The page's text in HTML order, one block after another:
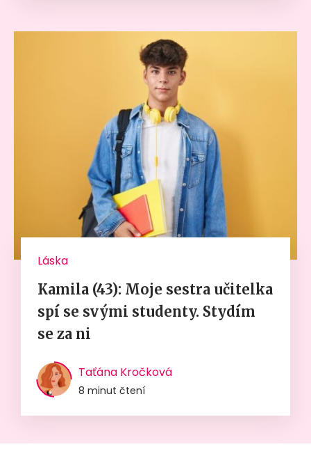
Láska
Kamila (43): Moje sestra učitelka
spí se svými studenty. Stydím
se za ni
Taťána Kročková
8 minut čtení